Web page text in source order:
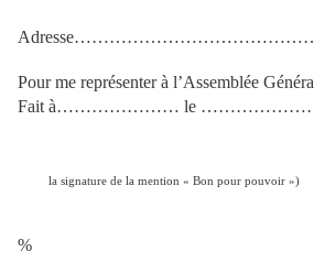
Pour me représenter à l’Assemblée
Fait à………………… le
la signature de la mention « Bon pour pouvoir »)
%